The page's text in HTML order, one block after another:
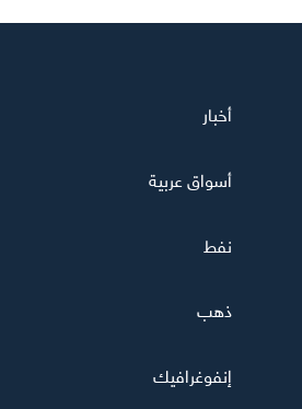
أخبار
أسواق عربية
نفط
ذهب
إنفوغرافيك